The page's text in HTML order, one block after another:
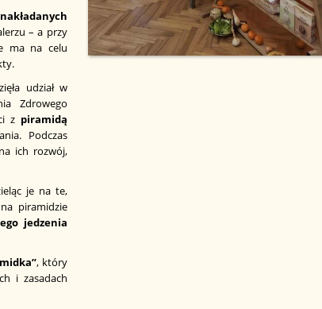
– a przy
ma na celu
udział w
Zdrowego
z piramidą
Podczas
ich rozwój,
je na te,
piramidzie
jedzenia
, który
i zasadach